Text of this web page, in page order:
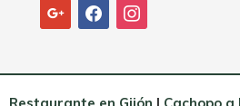
googlefacebookinstagram